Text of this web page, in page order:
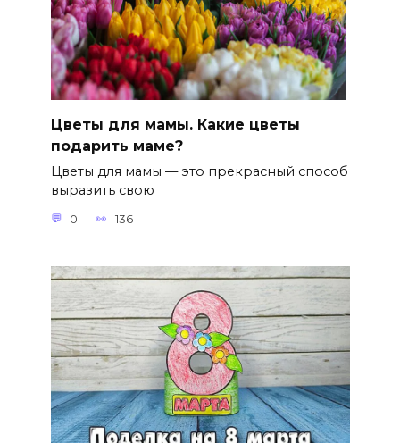
Цветы для мамы. Какие цветы
подарить маме?
Цветы для мамы — это прекрасный способ
выразить свою
0 136